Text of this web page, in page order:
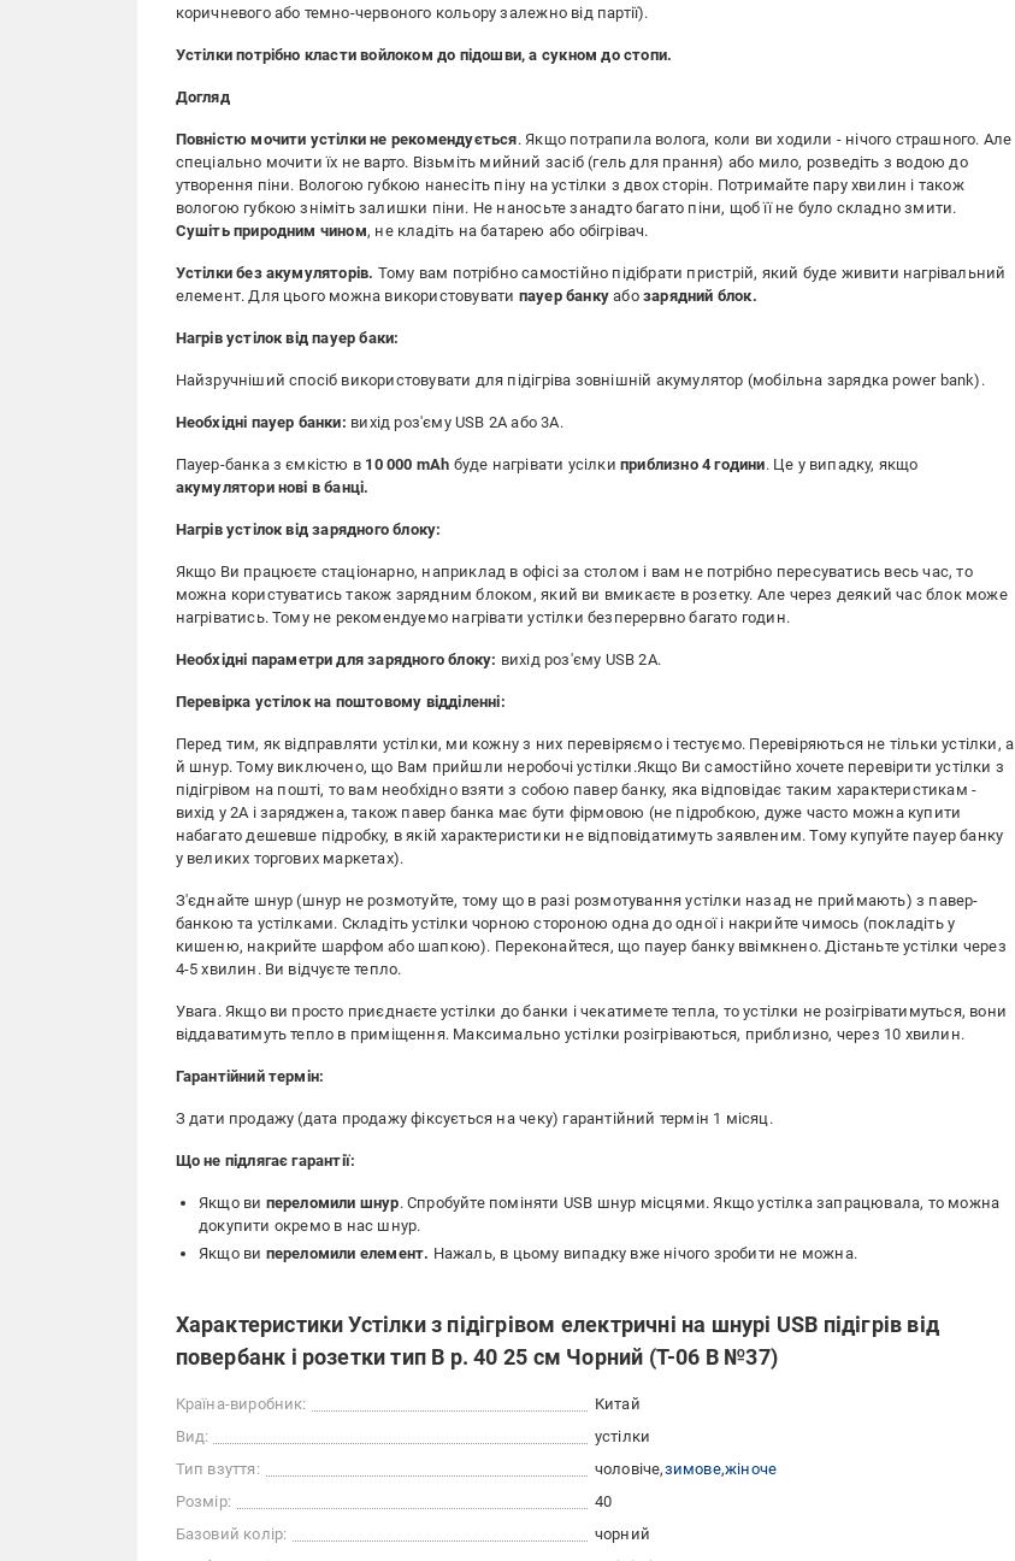
коричневого або темно-червоного кольору залежно від партії).
Устілки потрібно класти войлоком до підошви, а сукном до стопи.
Догляд
Повністю мочити устілки не рекомендується. Якщо потрапила волога, коли ви ходили - нічого страшного. Але
спеціально мочити їх не варто. Візьміть мийний засіб (гель для прання) або мило, розведіть з водою до
утворення піни. Вологою губкою нанесіть піну на устілки з двох сторін. Потримайте пару хвилин і також
вологою губкою зніміть залишки піни. Не наносьте занадто багато піни, щоб її не було складно змити.
Сушіть природним чином, не кладіть на батарею або обігрівач.
Устілки без акумуляторів. Тому вам потрібно самостійно підібрати пристрій, який буде живити нагрівальний
елемент. Для цього можна використовувати пауер банкуабо зарядний блок.
Нагрів устілок від пауер баки:
Найзручніший спосіб використовувати для підігріва зовнішній акумулятор (мобільна зарядка power bank).
Необхідні пауер банки: вихід роз'єму USB 2А або 3А.
Пауер-банка з ємкістю в 10 000 mAh буде нагрівати усілки приблизно 4 години. Це у випадку, якщо
акумулятори нові в банці.
Нагрів устілок від зарядного блоку:
Якщо Ви працюєте стаціонарно, наприклад в офісі за столом і вам не потрібно пересуватись весь час, то
можна користуватись також зарядним блоком, який ви вмикаєте в розетку. Але через деякий час блок може
нагріватись. Тому не рекомендуемо нагрівати устілки безперервно багато годин.
Необхідні параметри для зарядного блоку: вихід роз'єму USB 2А.
Перевірка устілок на поштовому відділенні:
Перед тим, як відправляти устілки, ми кожну з них перевіряємо і тестуємо. Перевіряються не тільки устілки, а
й шнур. Тому виключено, що Вам прийшли неробочі устілки.Якщо Ви самостійно хочете перевірити устілки з
підігрівом на пошті, то вам необхідно взяти з собою павер банку, яка відповідає таким характеристикам -
вихід у 2А і заряджена, також павер банка має бути фірмовою (не підробкою, дуже часто можна купити
набагато дешевше підробку, в якій характеристики не відповідатимуть заявленим. Тому купуйте пауер банку
у великих торгових маркетах).
З'єднайте шнур (шнур не розмотуйте, тому що в разі розмотування устілки назад не приймають) з павер-
банкою та устілками. Складіть устілки чорною стороною одна до одної і накрийте чимось (покладіть у
кишеню, накрийте шарфом або шапкою). Переконайтеся, що пауер банку ввімкнено. Дістаньте устілки через
4-5 хвилин. Ви відчуєте тепло.
Увага. Якщо ви просто приєднаєте устілки до банки і чекатимете тепла, то устілки не розігріватимуться, вони
віддаватимуть тепло в приміщення. Максимально устілки розігріваються, приблизно, через 10 хвилин.
Гарантійний термін:
З дати продажу (дата продажу фіксується на чеку) гарантійний термін 1 місяц.
Що не підлягає гарантії:
Якщо ви переломили шнур. Спробуйте поміняти USB шнур місцями. Якщо устілка запрацювала, то можна
докупити окремо в нас шнур.
Якщо ви переломили елемент. Нажаль, в цьому випадку вже нічого зробити не можна.
Характеристики Устілки з підігрівом електричні на шнурі USB підігрів від
повербанк і розетки тип B р. 40 25 см Чорний (T-06 B №37)
Країна-виробник:
Китай
Вид:
устілки
Тип взуття:
чоловіче зимове жіноче
Розмір:
40
Базовий колір:
чорний